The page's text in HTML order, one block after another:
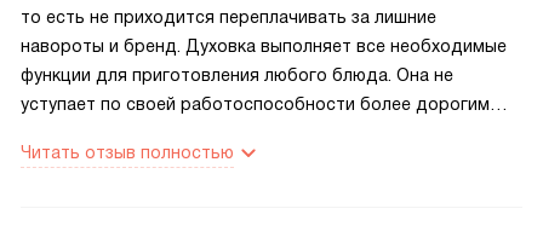
то есть не приходится переплачивать за лишние
навороты и бренд. Духовка выполняет все необходимые
функции для приготовления любого блюда. Она не
уступает по своей работоспособности более дорогим
модели отлично смотрится в интерьере. Я заметила, что
Читать отзыв полностью